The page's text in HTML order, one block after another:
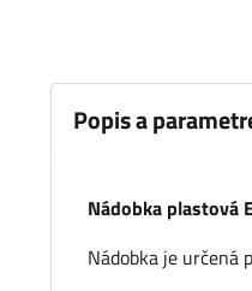
Popis a
Nádobka plastová
Nádobka je určená